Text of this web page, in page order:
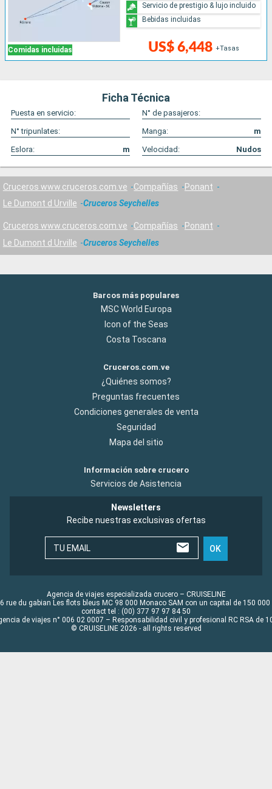
Comidas incluidas US$ 6,448 +Tasas
Servicio de prestigio & lujo incluido
Bebidas incluidas
Ficha Técnica
Puesta en servicio:
N° de pasajeros:
N° tripunlates:
Manga:
m
Eslora:
m Velocidad: Nudos
Cruceros www.cruceros.com.ve Compañías
Ponant
Le Dumont d Urville
Cruceros Seychelles
Cruceros www.cruceros.com.ve Compañías
Ponant
Le Dumont d Urville
Cruceros Seychelles
Barcos más populares
MSC World Europa
Icon of the Seas
Costa Toscana
Cruceros.com.ve
¿Quiénes somos?
Preguntas frecuentes
Condiciones generales de venta
Seguridad
Mapa del sitio
Información sobre crucero
Servicios de Asistencia
Newsletters
Recibe nuestras exclusivas ofertas
TU EMAIL OK
Agencia de viajes especializada crucero – CRUISELINE
rue du gabian Les flots bleus MC 98 000 Monaco SAM con un capital de 150 000
contact tel : (00) 377 97 97 84 50
de viajes n° 006 02 0007 – Responsabilidad civil y profesional RC RSA de
© CRUISELINE 2026 - all rights reserved